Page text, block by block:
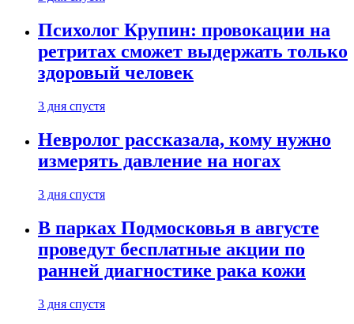
Психолог Крупин: провокации на
ретритах сможет выдержать только
здоровый человек
3 дня спустя
Невролог рассказала, кому нужно
измерять давление на ногах
3 дня спустя
В парках Подмосковья в августе
проведут бесплатные акции по
ранней диагностике рака кожи
3 дня спустя